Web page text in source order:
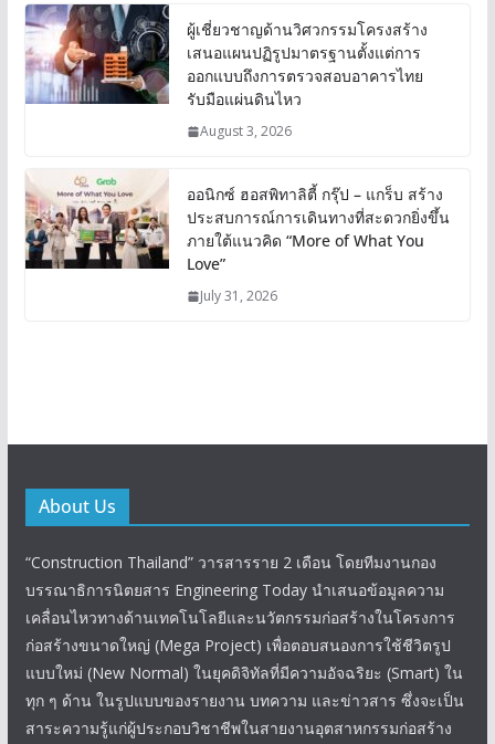
ผู้เชี่ยวชาญด้านวิศวกรรมโครงสร้าง
เสนอแผนปฏิรูปมาตรฐานตั้งแต่การ
ออกแบบถึงการตรวจสอบอาคารไทย
รับมือแผ่นดินไหว
August 3, 2026
ออนิกซ์ ฮอสพิทาลิตี้ กรุ๊ป – แกร็บ สร้าง
ประสบการณ์การเดินทางที่สะดวกยิ่งขึ้น
ภายใต้แนวคิด “More of What You
Love”
July 31, 2026
About Us
“Construction Thailand” วารสารราย 2 เดือน โดยทีมงานกอง
บรรณาธิการนิตยสาร Engineering Today นำเสนอข้อมูลความ
เคลื่อนไหวทางด้านเทคโนโลยีและนวัตกรรมก่อสร้างในโครงการ
ก่อสร้างขนาดใหญ่ (Mega Project) เพื่อตอบสนองการใช้ชีวิตรูป
แบบใหม่ (New Normal) ในยุคดิจิทัลที่มีความอัจฉริยะ (Smart) ใน
ทุก ๆ ด้าน ในรูปแบบของรายงาน บทความ และข่าวสาร ซึ่งจะเป็น
สาระความรู้แก่ผู้ประกอบวิชาชีพในสายงานอุตสาหกรรมก่อสร้าง